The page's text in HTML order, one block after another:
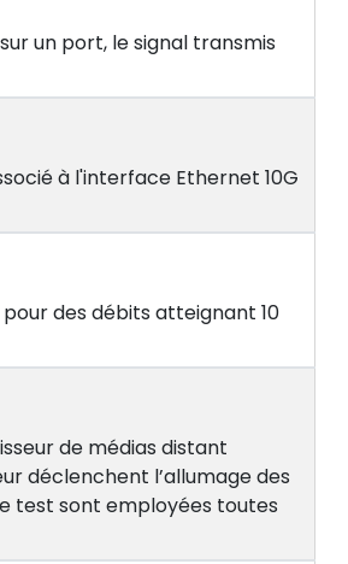
un port, le signal transmis
à l'interface Ethernet 10G
des débits atteignant 10
de médias distant
déclenchent l’allumage des
test sont employées toutes